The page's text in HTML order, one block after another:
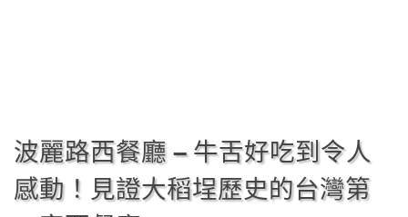
波麗路西餐廳 – 牛舌好吃到令人
感動！見證大稻埕歷史的台灣第